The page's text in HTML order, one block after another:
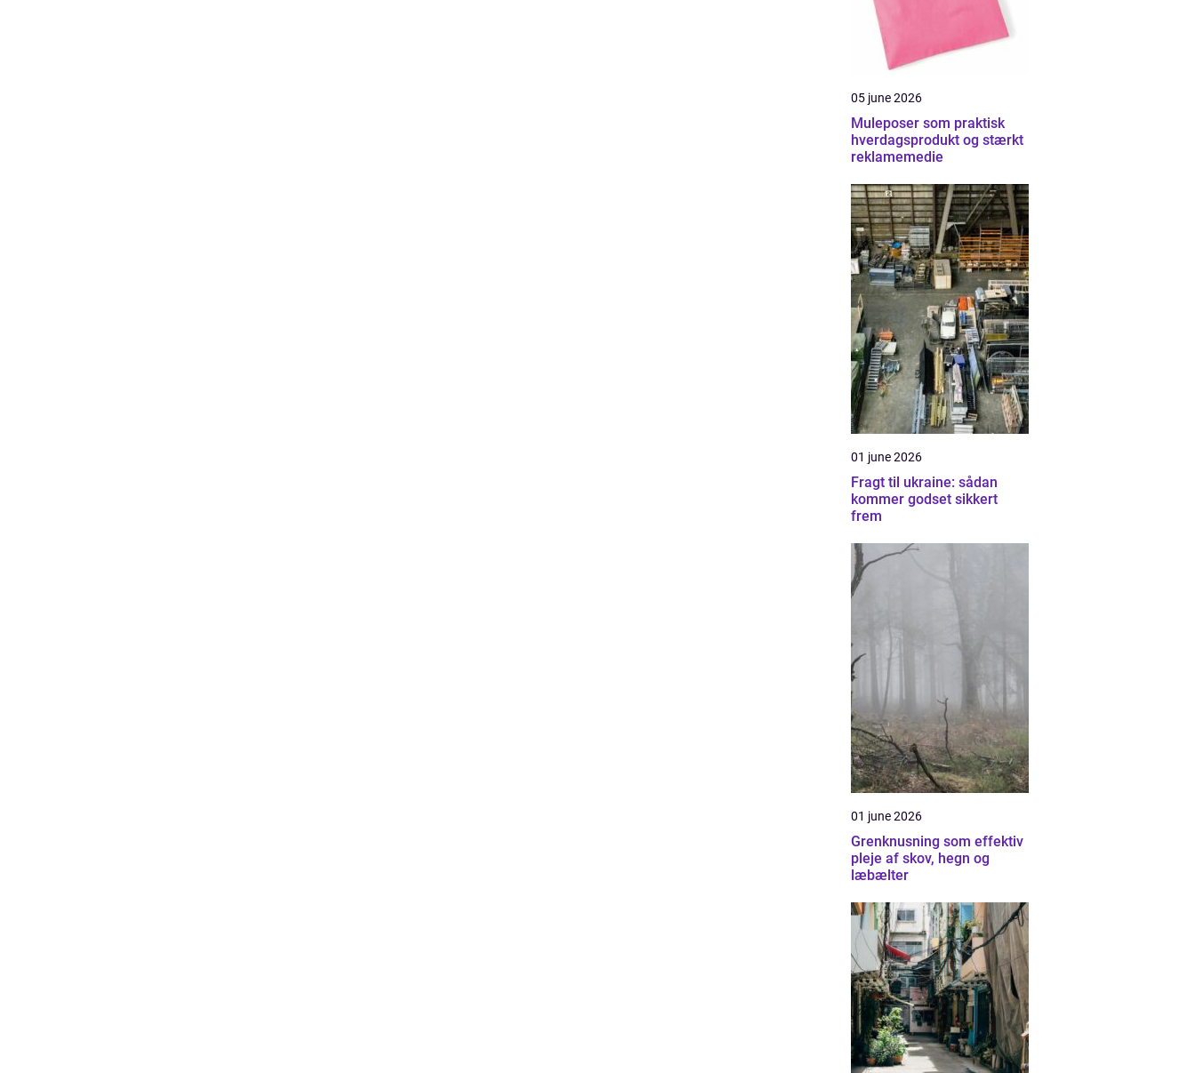
05 june 2026
Muleposer som praktisk
hverdagsprodukt og stærkt
reklamemedie
01 june 2026
Fragt til ukraine: sådan
kommer godset sikkert
frem
01 june 2026
Grenknusning som effektiv
pleje af skov, hegn og
læbælter